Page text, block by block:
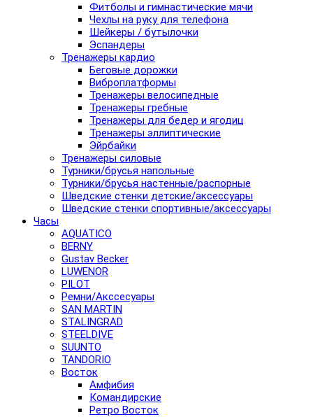
Фитболы и гимнастические мячи
Чехлы на руку для телефона
Шейкеры / бутылочки
Эспандеры
Тренажеры кардио
Беговые дорожки
Виброплатформы
Тренажеры велосипедные
Тренажеры гребные
Тренажеры для бедер и ягодиц
Тренажеры эллиптические
Эйрбайки
Тренажеры силовые
Турники/брусья напольные
Турники/брусья настенные/распорные
Шведские стенки детские/аксессуары
Шведские стенки спортивные/аксессуары
Часы
AQUATICO
BERNY
Gustav Becker
LUWENOR
PILOT
Pемни/Акссесуары
SAN MARTIN
STALINGRAD
STEELDIVE
SUUNTO
TANDORIO
Восток
Амфибия
Командирские
Ретро Восток